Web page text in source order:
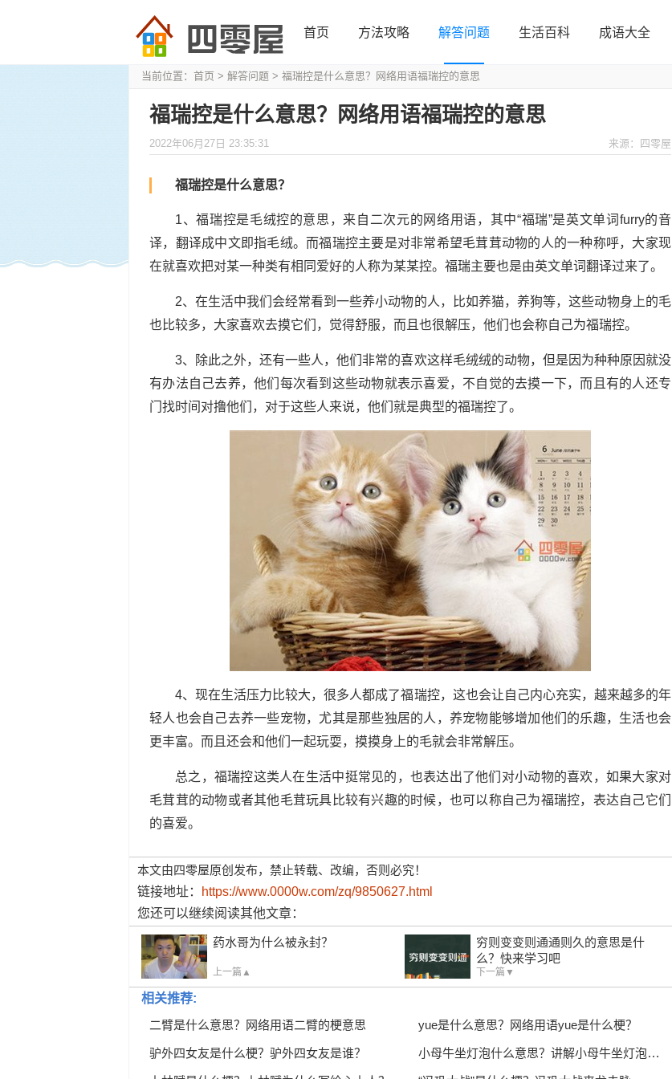
首页 方法攻略 解答问题 生活百科 成语大全
当前位置： 首页 > 解答问题 > 福瑞控是什么意思？网络用语福瑞控的意思
福瑞控是什么意思？网络用语福瑞控的意思
2022年06月27日 23:35:31 来源：四零屋
福瑞控是什么意思？
1、福瑞控是毛绒控的意思，来自二次元的网络用语，其中“福瑞”是英文单词furry的音
译，翻译成中文即指毛绒。而福瑞控主要是对非常希望毛茸茸动物的人的一种称呼，大家现
在就喜欢把对某一种类有相同爱好的人称为某某控。福瑞主要也是由英文单词翻译过来了。
2、在生活中我们会经常看到一些养小动物的人，比如养猫，养狗等，这些动物身上的毛
也比较多，大家喜欢去摸它们，觉得舒服，而且也很解压，他们也会称自己为福瑞控。
3、除此之外，还有一些人，他们非常的喜欢这样毛绒绒的动物，但是因为种种原因就没
有办法自己去养，他们每次看到这些动物就表示喜爱，不自觉的去摸一下，而且有的人还专
门找时间对撸他们，对于这些人来说，他们就是典型的福瑞控了。
4、现在生活压力比较大，很多人都成了福瑞控，这也会让自己内心充实，越来越多的年
轻人也会自己去养一些宠物，尤其是那些独居的人，养宠物能够增加他们的乐趣，生活也会
更丰富。而且还会和他们一起玩耍，摸摸身上的毛就会非常解压。
总之，福瑞控这类人在生活中挺常见的，也表达出了他们对小动物的喜欢，如果大家对
毛茸茸的动物或者其他毛茸玩具比较有兴趣的时候，也可以称自己为福瑞控，表达自己它们
的喜爱。
本文由四零屋原创发布，禁止转载、改编，否则必究！
链接地址：
https://www.0000w.com/zq/9850627.html
您还可以继续阅读其他文章：
药水哥为什么被永封？
上一篇▲
穷则变变则通通则久的意思是什
么？快来学习吧
下一篇▼
相关推荐:
二臂是什么意思？网络用语二臂的梗意思
yue是什么意思？网络用语yue是什么梗？
驴外四女友是什么梗？驴外四女友是谁？ 小母牛坐灯泡什么意思？讲解小母牛坐灯泡的意思